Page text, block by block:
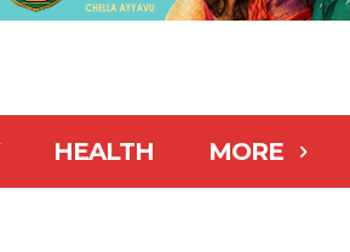
HEALTH MORE